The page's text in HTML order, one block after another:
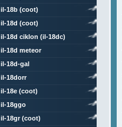
il-18b (coot)
il-18d (coot)
il-18d ciklon (il-18dc)
il-18d meteor
il-18d-gal
il-18dorr
il-18e (coot)
il-18ggo
il-18gr (coot)